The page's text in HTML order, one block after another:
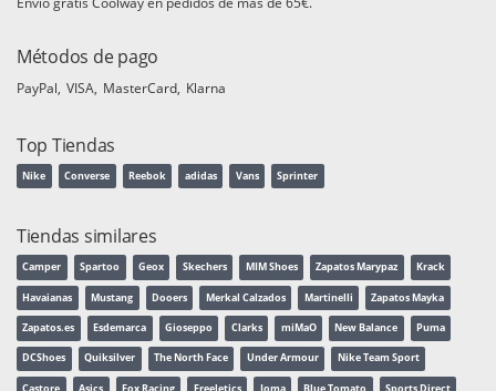
Métodos de pago
PayPal VISA MasterCard Klarna
Top Tiendas
Nike Converse Reebok adidas Vans Sprinter
Tiendas similares
Camper Spartoo Geox Skechers MIM Shoes Zapatos Marypaz Krack
Havaianas Mustang Dooers Merkal Calzados Martinelli Zapatos Mayka
Zapatos.es Esdemarca Gioseppo Clarks miMaO New Balance Puma
DCShoes Quiksilver The North Face Under Armour Nike Team Sport